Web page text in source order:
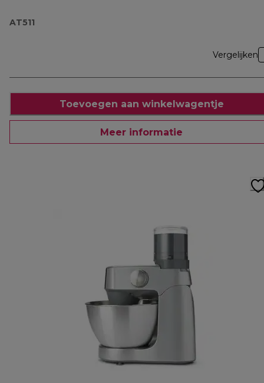
AT511
Vergelijken
Toevoegen aan winkelwagentje
Meer informatie